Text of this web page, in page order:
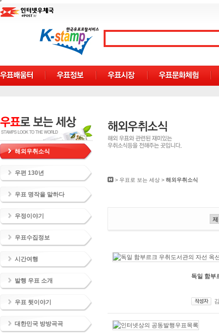
해외우취소식
우편 130년
우표 명작을 말하다
우정이야기
우표수집정보
시간여행
발행 우표 소개
우표 뒷이야기
대한민국 방방곡곡
> 우표로 보는 세상 > 해외우취소식
독일 함부